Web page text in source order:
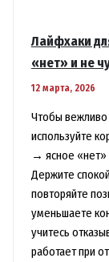
Лайфхаки
«нет» и не
12 марта, 2026
Чтобы вежливо
используйте
→ ясное «нет»
Держите
повторяйте
уменьшаете
учитесь
работает при